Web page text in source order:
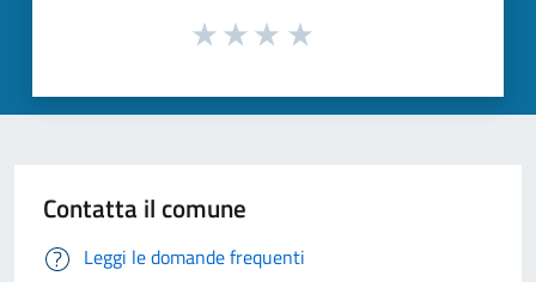
Contatta il comune
Leggi le domande frequenti